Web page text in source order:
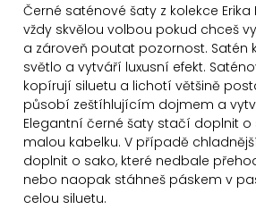
Černé saténové šaty z kolekce
vždy skvělou volbou pokud chceš
a zároveň poutat pozornost. Satén
světlo a vytváří luxusní efekt.
kopírují siluetu a lichotí většině
působí zeštíhlujícím dojmem a
Elegantní černé šaty stačí doplnit
malou kabelku. V případě
doplnit o sako, které nedbale
nebo naopak stáhneš páskem v
celou siluetu.